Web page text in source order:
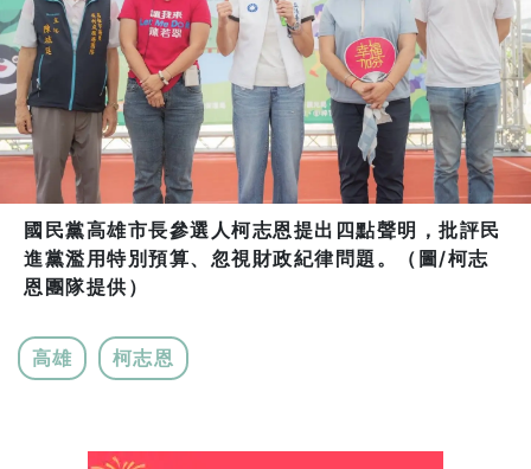
國民黨高雄市長參選人柯志恩提出四點聲明，批評民
進黨濫用特別預算、忽視財政紀律問題。（圖/柯志
恩團隊提供）
高雄 柯志恩